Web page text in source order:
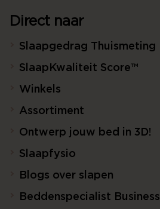
Direct naar
Slaapgedrag Thuismeting
SlaapKwaliteit Score™
Winkels
Assortiment
Ontwerp jouw bed in 3D!
Slaapfysio
Blogs over slapen
Beddenspecialist Business